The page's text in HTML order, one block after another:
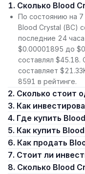
1. Сколько Blood
По состоянию на 7
Blood Crystal (BC)
последние 24
$0.00001895 до
составлял $45.18.
составляет
8591 в рейтинге.
2. Сколько стоит
3. Как
4. Где купить
5. Как купить
6. Как продать
7. Стоит ли
8. Сколько Blood